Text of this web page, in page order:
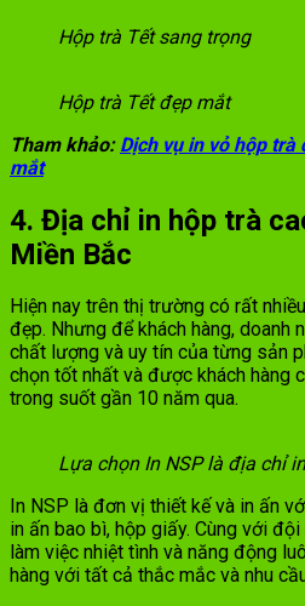
Hộp trà Tết sang trọng
Hộp trà Tết đẹp mắt
Tham khảo: Dịch vụ in vỏ hộp
mắt
4. Địa chỉ in hộp trà
Miền Bắc
Hiện nay trên thị trường có rất
đẹp. Nhưng để khách hàng, doanh
chất lượng và uy tín của từng sản
chọn tốt nhất và được khách hàng
trong suốt gần 10 năm qua.
Lựa chọn In NSP là địa chỉ
In NSP là đơn vị thiết kế và in ấn
in ấn bao bì, hộp giấy. Cùng với
làm việc nhiệt tình và năng động
hàng với tất cả thắc mắc và nhu